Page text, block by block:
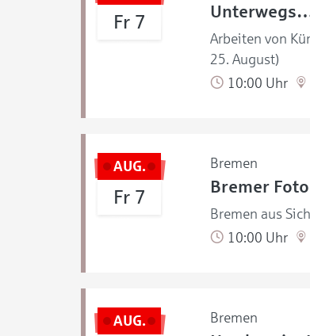
Fr 7
Arbeiten von
25. August)
10:00 Uhr
AUG.
Fr 7
Bremen
Bremer
Bremen aus
10:00 Uhr
AUG. Bremen